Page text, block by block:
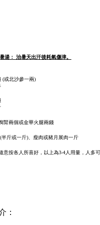
湯： 治暑天出汗後耗氣傷津。
(或北沙參一兩)
腎兩個或金華火腿兩錢
半斤或一斤)、瘦肉或豬月展肉一斤
意按各人所喜好，以上為3-4人用量，人多可
：